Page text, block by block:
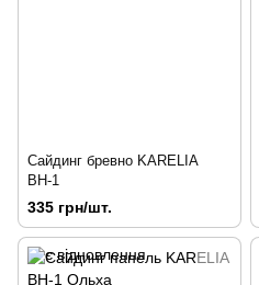
Сайдинг бревно KARELIA
ВН-1
335 грн/шт.